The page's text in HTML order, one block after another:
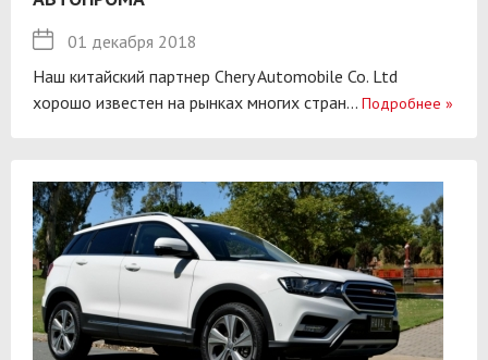
01 декабря 2018
Наш китайский партнер Chery Automobile Co. Ltd
хорошо известен на рынках многих стран... Подробнее »